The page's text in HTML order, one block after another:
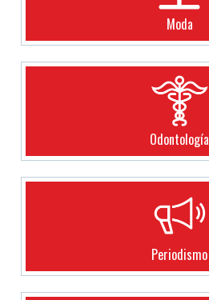
Moda
Odontología
Periodismo